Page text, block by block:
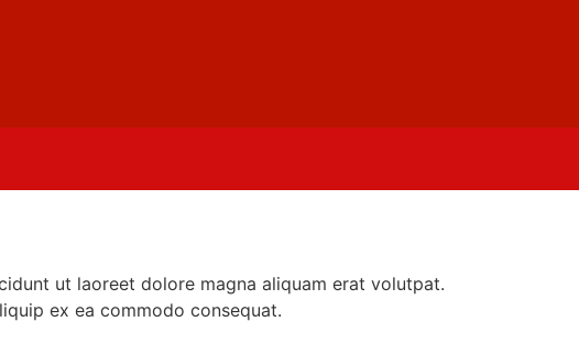
ut laoreet dolore magna aliquam erat volutpat.
ex ea commodo consequat.